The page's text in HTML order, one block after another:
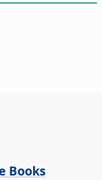
Books